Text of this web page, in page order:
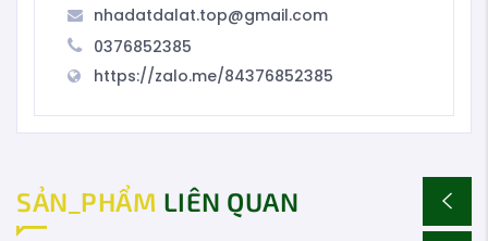
nhadatdalat.top@gmail.com
0376852385
https://zalo.me/84376852385
SẢN_PHẨM LIÊN QUAN